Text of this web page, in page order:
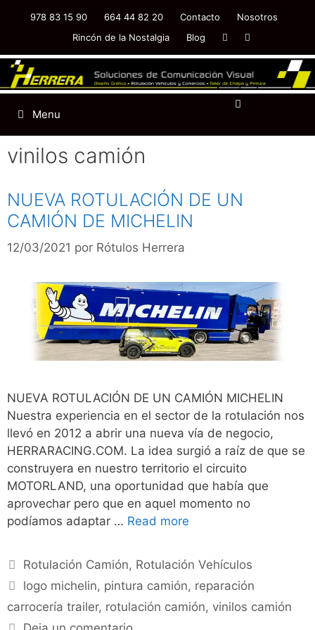
978 83 15 90 664 44 82 20 Contacto
Nosotros
Rincón de la Nostalgia
Blog
Menu
vinilos camión
NUEVA ROTULACIÓN DE UN
CAMIÓN DE MICHELIN
12/03/2021 por Rótulos Herrera
NUEVA ROTULACIÓN DE UN CAMIÓN MICHELIN
Nuestra experiencia en el sector de la rotulación nos
llevó en 2012 a abrir una nueva vía de negocio,
HERRARACING.COM. La idea surgió a raíz de que se
construyera en nuestro territorio el circuito
MOTORLAND, una oportunidad que había que
aprovechar pero que en aquel momento no
podíamos adaptar … Read more
Rotulación Camión, Rotulación Vehículos
logo michelin, pintura camión, reparación
carrocería trailer, rotulación camión, vinilos camión